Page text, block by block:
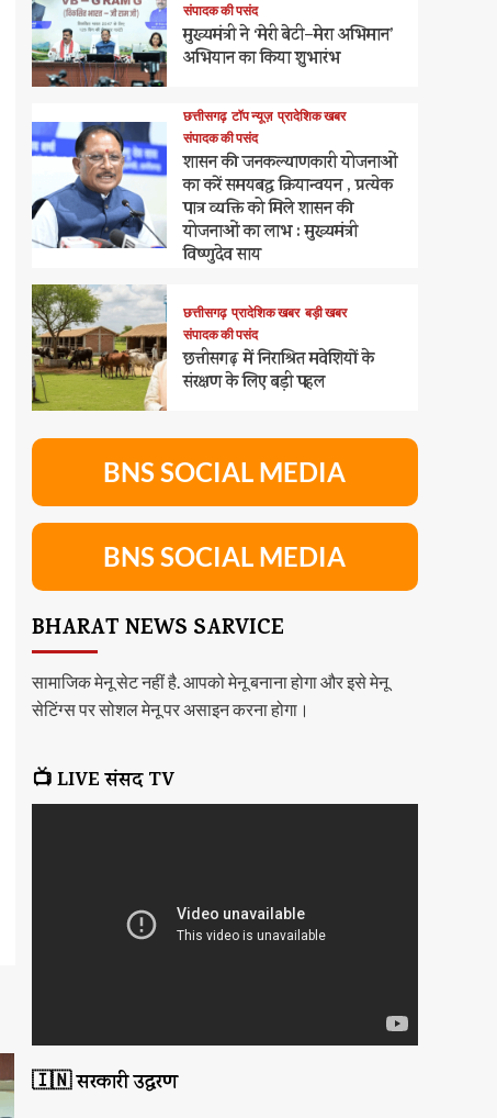
संपादक की पसंद
मुख्यमंत्री ने ‘मेरी बेटी–मेरा अभिमान’
अभियान का किया शुभारंभ
छत्तीसगढ़ टॉप न्यूज़ प्रादेशिक खबर
संपादक की पसंद
शासन की जनकल्याणकारी योजनाओं
का करें समयबद्ध क्रियान्वयन , प्रत्येक
पात्र व्यक्ति को मिले शासन की
योजनाओं का लाभ : मुख्यमंत्री
विष्णुदेव साय
छत्तीसगढ़ प्रादेशिक खबर बड़ी खबर
संपादक की पसंद
छत्तीसगढ़ में निराश्रित मवेशियों के
संरक्षण के लिए बड़ी पहल
BNS SOCIAL MEDIA
BNS SOCIAL MEDIA
BHARAT NEWS SARVICE
सामाजिक मेनू सेट नहीं है. आपको मेनू बनाना होगा और इसे मेनू
सेटिंग्स पर सोशल मेनू पर असाइन करना होगा।
📺 LIVE संसद TV
🇮🇳 सरकारी उद्धरण